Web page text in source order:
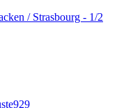
/ Strasbourg - 1/2